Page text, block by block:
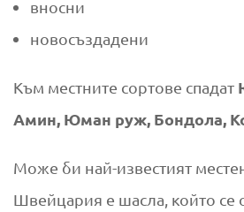
вносни
новосъздадени
Към местните сортове спадат
Амин, Юман руж, Бондола,
Може би най-известият
Швейцария е шасла, който се